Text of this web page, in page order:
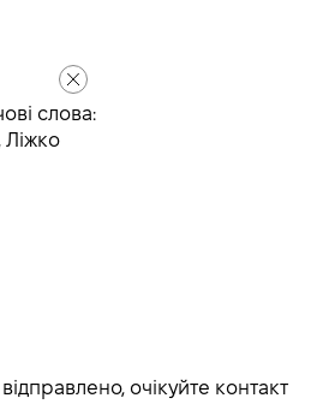
слова:
, Ліжко
очікуйте контакт